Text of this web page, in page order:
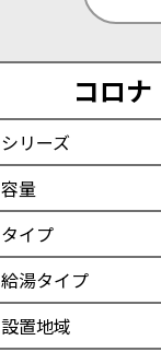
コロ
シリーズ
容量
タイプ
給湯タイプ
設置地域